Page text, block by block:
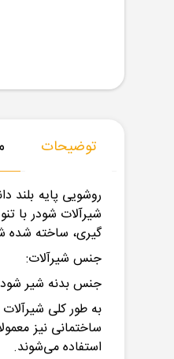
توضیحات
روشویی پایه بلند دانته طلایی با
شیرآلات شودر با
گیری، ساخته شده
جنس شیرآلات:
جنس بدنه شیر
به ‌طور کلی
ساختمانی نیز
استفاده می‌شوند.